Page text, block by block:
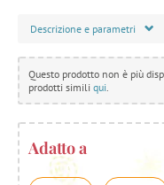
Descrizione e parametri
Questo prodotto non è più
prodotti simili qui
Adatto a